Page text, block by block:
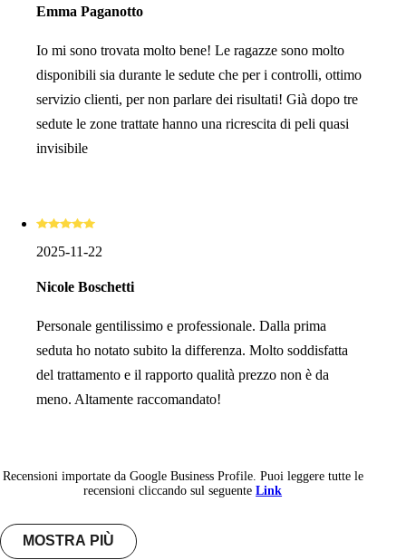
Emma Paganotto
Io mi sono trovata molto bene! Le ragazze sono molto
disponibili sia durante le sedute che per i controlli, ottimo
servizio clienti, per non parlare dei risultati! Già dopo tre
sedute le zone trattate hanno una ricrescita di peli quasi
invisibile
2025-11-22
Nicole Boschetti
Personale gentilissimo e professionale. Dalla prima
seduta ho notato subito la differenza. Molto soddisfatta
del trattamento e il rapporto qualità prezzo non è da
meno. Altamente raccomandato!
Recensioni importate da Google Business Profile. Puoi leggere tutte le
recensioni cliccando sul seguenteLink
MOSTRA PIÙ